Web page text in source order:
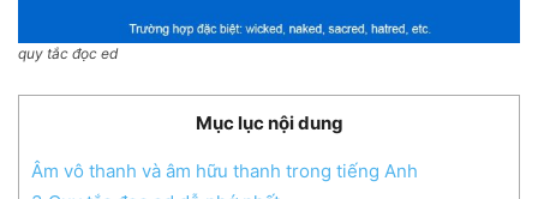
quy tắc đọc ed
Mục lục nội dung
Âm vô thanh và âm hữu thanh trong tiếng Anh